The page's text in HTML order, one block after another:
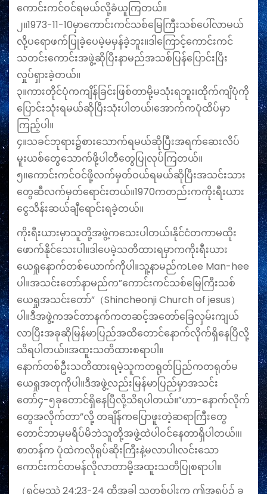
ကောင်းကင်ဝင်ရမယ်လို့ခံယူကြတယ်။
၂။1973-11-10မှာကောင်းကင်သစ်မြေကြီးသစ်ပေါ်လာမယ်
လို့ပရောဖက်ပြုခဲ့ပေမဲ့မမှန်ခဲ့ဘူး။ဒါကြောင့်ကောင်းကင်
သတင်းကောင်းအဖွဲ့ဆိုပြီးနာမည်အသစ်ပြန်ပြောင်းပြီး
လှုပ်ရှားခဲ့တယ်။
၃။ကားတိုင်ပုံကကျိန်ခြင်းဖြစ်တာမို့မသုံးရဘူး၊ထိုက်ကျိပုံကို
ပြောင်းသုံးရမယ်ဆိုပြီးသုံးပါတယ်၊အောက်ကပုံထိပ်မှာ
ကြည့်ပါ။
၄။သခင်ဘုရား၌စားသောက်ရမယ်ဆိုပြီးအရက်ဆေးလိပ်
မူးယစ်တွေသောက်ဖို့ပါတီတွေပြုလုပ်ကြတယ်။
၅။ကောင်းကင်ဝင်ဖို့လက်မှတ်ဝယ်ရမယ်ဆိုပြီးအသင်းသား
တွေဆီလက်မှတ်ရောင်းတယ်။1970ကတည်းကကိုးရီးယား
ငွေသိန်းဆယ်ချီရောင်းရခဲ့တယ်။
ကိုးရီးယားမှာသူတို့အဖွဲ့ကသေးပါတယ်၊နိုင်ငံတကာမထိုး
ဖောက်နိုင်သေးပါ။ဒါပေမဲ့သတိထားရမှာကကိုးရီးယား
ယေရှုနောက်တစ်‌ယောက်ကိုပါ။သူ့နာမည်ကLee Man-hee
ပါ။အသင်းတော်နာမည်က”ကောင်းကင်သစ်မြေကြီးသစ်
ယေရှုအသင်းတော်”（Shincheonji Church of jesus）
ပါ။ဒီအဖွဲ့ကအင်တာနက်ကတဆင့်အ‌တော်ခြေလှမ်းကျယ်
လာပြီးအခုဆိုမြန်မာပြည်အထိတောင်နောက်လိုက်ရှိနေပြီလို့
သိရပါတယ်။အထူးသတိထားစရာပါ။
နောက်တစ်ဦးသတိထားရမဲ့သူကတရုတ်ပြည်ကတရုတ်မ
ယေရှုအတုကိုပါ။ဒီအဖွဲ့လည်းမြန်မာပြည်မှာအသင်း
တော်၄-၅ခုတောင်ရှိနေပြီလို့သိရပါတယ်။”ဟာ-နောက်လိုက်
တွေအလိုက်တာ”လို့ တချိန်ကပြောဖူးတဲ့ဆရာကြီးတွေ
တောင်ဘာမှမရိပ်မိဘဲသူတို့အဖွဲ့ထဲပါဝင်နေတာရှိပါတယ်။၊
စာတန်က ပုံထဲကလိုရုပ်ဆိုးကြီးနဲ့မလာပါ၊လင်းသော
ကောင်းကင်တမန်လိုလာတာမို့အထူးသတိပြုစရာပါ။
（ရှင်မဿဲ 24:23-24 ထို​အ​ခါ သူ​တစ်​ပါး​က ဤ​အ​ရပ်၌ ခ​